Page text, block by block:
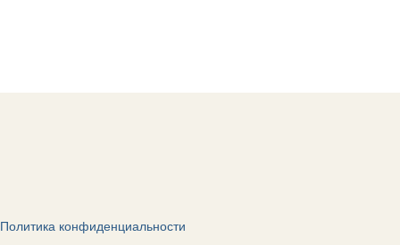
Политика конфиденциальности